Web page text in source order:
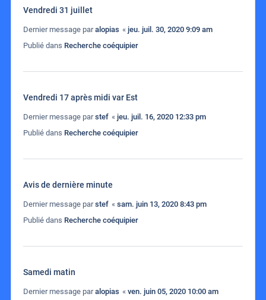
Vendredi 31 juillet
Dernier message paralopias « jeu. juil. 30, 2020 9:09 am
Publié dans Recherche coéquipier
Vendredi 17 après midi var Est
Dernier message parstef « jeu. juil. 16, 2020 12:33 pm
Publié dans Recherche coéquipier
Avis de dernière minute
Dernier message parstef « sam. juin 13, 2020 8:43 pm
Publié dans Recherche coéquipier
Samedi matin
Dernier message paralopias « ven. juin 05, 2020 10:00 am